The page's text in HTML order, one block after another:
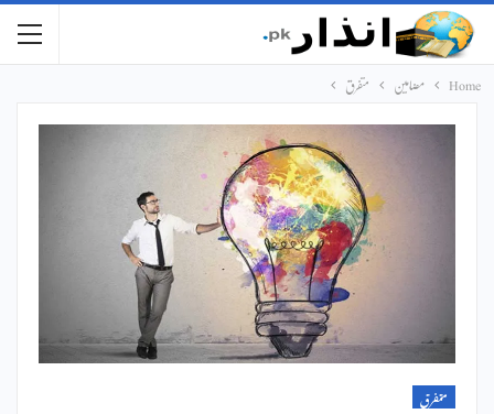
Home مضامین متفرق
متفرق